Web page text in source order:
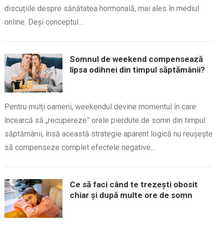
discuțiile despre sănătatea hormonală, mai ales în mediul
online. Deși conceptul…
Somnul de weekend compensează
lipsa odihnei din timpul săptămânii?
Pentru mulți oameni, weekendul devine momentul în care
încearcă să „recupereze” orele pierdute de somn din timpul
săptămânii, însă această strategie aparent logică nu reușește
să compenseze complet efectele negative…
Ce să faci când te trezești obosit
chiar și după multe ore de somn